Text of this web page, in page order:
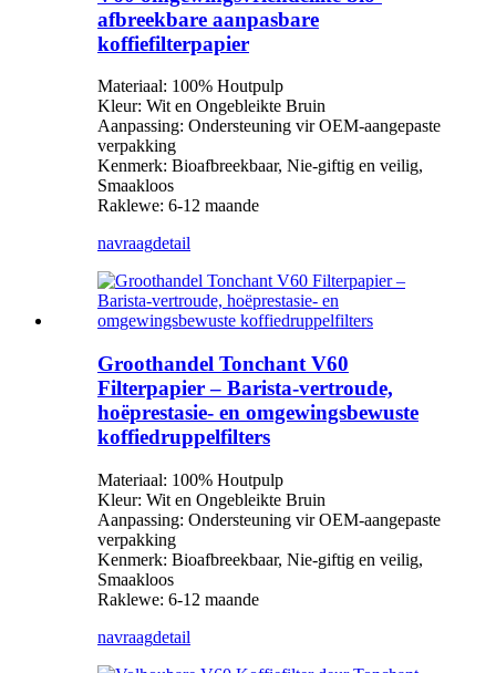
afbreekbare aanpasbare
koffiefilterpapier
Materiaal: 100% Houtpulp
Kleur: Wit en Ongebleikte Bruin
Aanpassing: Ondersteuning vir OEM-aangepaste
verpakking
Kenmerk: Bioafbreekbaar, Nie-giftig en veilig,
Smaakloos
Raklewe: 6-12 maande
navraagdetail
Groothandel Tonchant V60
Filterpapier – Barista-vertroude,
hoëprestasie- en omgewingsbewuste
koffiedruppelfilters
Materiaal: 100% Houtpulp
Kleur: Wit en Ongebleikte Bruin
Aanpassing: Ondersteuning vir OEM-aangepaste
verpakking
Kenmerk: Bioafbreekbaar, Nie-giftig en veilig,
Smaakloos
Raklewe: 6-12 maande
navraagdetail